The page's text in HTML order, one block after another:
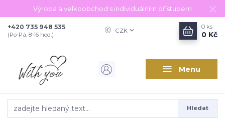
Výroba a velkoobchod s individuálním přístupem
Menu
CZK
Hledat
+420 735 948 535
(Po-Pá, 8-16 hod.)
0 ks
0 Kč